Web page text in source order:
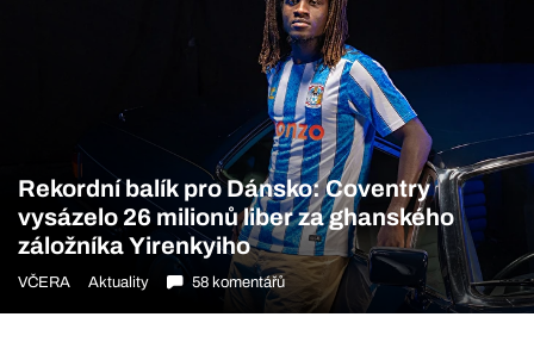
Rekordní balík pro Dánsko: Coventry
vysázelo 26 milionů liber za ghanského
záložníka Yirenkyiho
VČERA Aktuality 58 komentářů